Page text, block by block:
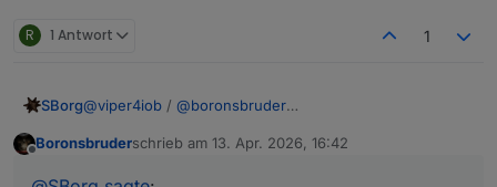
R 1 Antwort 1
SBorg@viper4iob / @boronsbruder
deswegen kann ich nicht einfach mal umstellen und
Anstelle von
Boronsbruderschrieb am 13. Apr. 2026, 16:42
zuletzt editiert von